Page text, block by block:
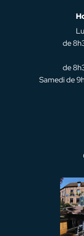
de
de
Samedi de